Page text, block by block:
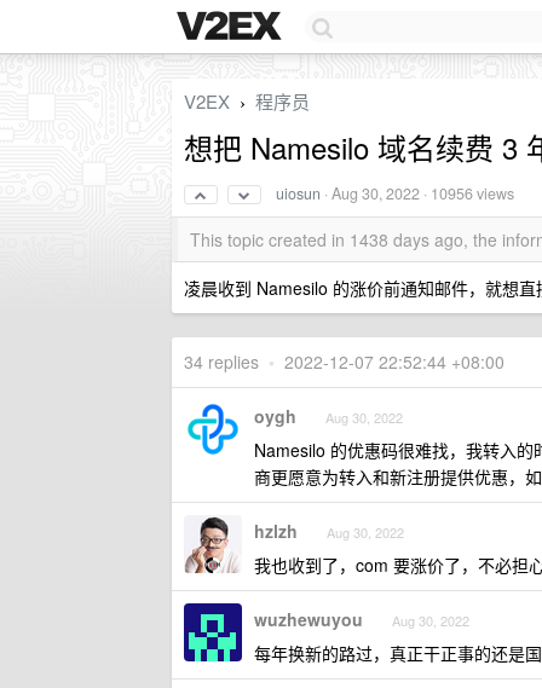
V2EX › 程序员
想把 Namesilo 域名续费 3
uiosun ·Aug 30, 2022 · 10956 views
This topic created in 1438 days ago, the
凌晨收到 Namesilo 的涨价前通知邮件，就想
34 replies • 2022-12-07 22:52:44 +08:00
oygh Aug 30, 2022
Namesilo 的优惠码很难找，我转入
商更愿意为转入和新注册提供优惠
hzlzh Aug 30, 2022
我也收到了，com 要涨价了，不必担
wuzhewuyou Aug 30, 2022
每年换新的路过，真正干正事的还是